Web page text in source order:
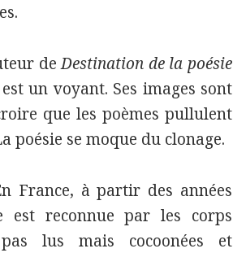
deDestination de la poésie
un voyant. Ses images sont
que les poèmes pullulent
poésie se moque du clonage.
France, à partir des années
est reconnue par les corps
lus mais cocoonées et